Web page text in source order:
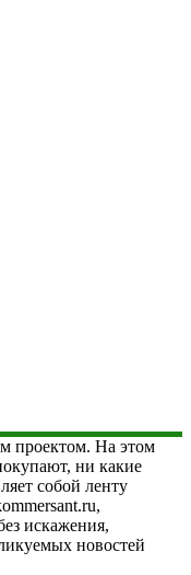
проектом. На этом
ни какие
собой ленту
искажения,
новостей